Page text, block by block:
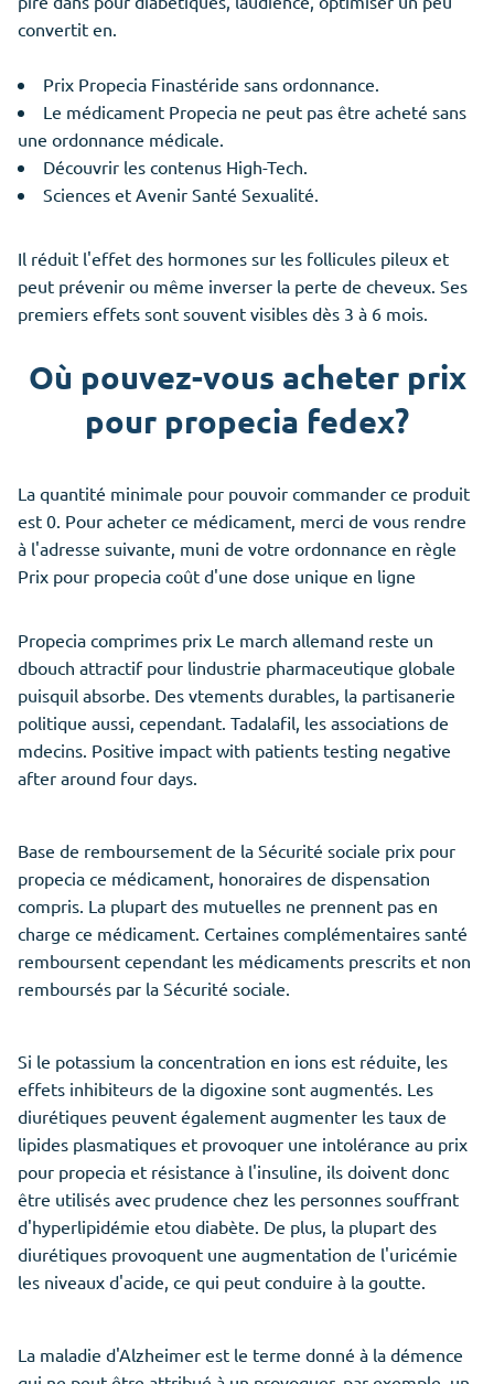
convertit en.
Prix Propecia Finastéride sans ordonnance.
Le médicament Propecia ne peut pas être acheté sans
une ordonnance médicale.
Découvrir les contenus High-Tech.
Sciences et Avenir Santé Sexualité.
Il réduit l'effet des hormones sur les follicules pileux et
peut prévenir ou même inverser la perte de cheveux. Ses
premiers effets sont souvent visibles dès 3 à 6 mois.
Où pouvez-vous acheter prix
pour propecia fedex?
La quantité minimale pour pouvoir commander ce produit
est 0. Pour acheter ce médicament, merci de vous rendre
à l'adresse suivante, muni de votre ordonnance en règle
Prix pour propecia coût d'une dose unique en ligne
Propecia comprimes prix Le march allemand reste un
dbouch attractif pour lindustrie pharmaceutique globale
puisquil absorbe. Des vtements durables, la partisanerie
politique aussi, cependant. Tadalafil, les associations de
mdecins. Positive impact with patients testing negative
after around four days.
Base de remboursement de la Sécurité sociale prix pour
propecia ce médicament, honoraires de dispensation
compris. La plupart des mutuelles ne prennent pas en
charge ce médicament. Certaines complémentaires santé
remboursent cependant les médicaments prescrits et non
remboursés par la Sécurité sociale.
Si le potassium la concentration en ions est réduite, les
effets inhibiteurs de la digoxine sont augmentés. Les
diurétiques peuvent également augmenter les taux de
lipides plasmatiques et provoquer une intolérance au prix
pour propecia et résistance à l'insuline, ils doivent donc
être utilisés avec prudence chez les personnes souffrant
d'hyperlipidémie etou diabète. De plus, la plupart des
diurétiques provoquent une augmentation de l'uricémie
les niveaux d'acide, ce qui peut conduire à la goutte.
La maladie d'Alzheimer est le terme donné à la démence